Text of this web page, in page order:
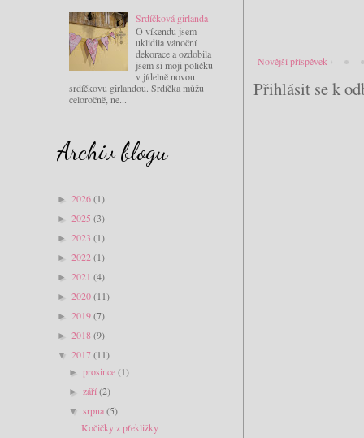
Novější příspěvek
Přihlásit se k
Srdíčková girlanda
O víkendu jsem
uklidila vánoční
dekorace a ozdobila
jsem si moji poličku
v jídelně novou
srdíčkovu girlandou. Srdíčka můžu
celoročně, ne...
Archiv blogu
► 2026(1)
► 2025 (3)
► 2023 (1)
► 2022(1)
► 2021 (4)
► 2020(11)
► 2019(7)
► 2018 (9)
▼ 2017(11)
►prosince(1)
►září(2)
▼srpna(5)
Kočičky z překližky